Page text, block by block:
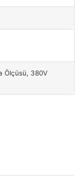
Ölçüsü, 380V